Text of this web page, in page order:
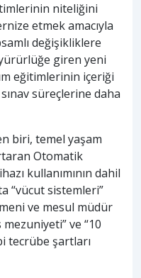
niteliğini
etmek amacıyla
değişikliklere
giren yeni
eğitimlerinin içeriği
süreçlerine daha
biri, temel yaşam
Otomatik
kullanımının dahil
“vücut sistemleri”
ve mesul müdür
ve “10
tecrübe şartları